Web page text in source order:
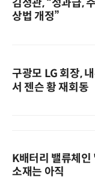
김정관, “성과급,
상법 개정”
구광모 LG 회장,
서 젠슨 황 재회동
K배터리 밸류체
소재는 아직